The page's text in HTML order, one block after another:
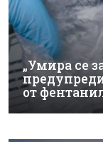
„Умира се
от